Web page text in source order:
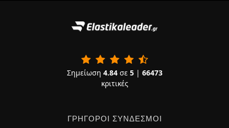
Σημείωση 4.84σε 5| 66473
κριτικές
ΓΡΉΓΟΡΟΙ ΣΎΝΔΕΣΜΟΙ